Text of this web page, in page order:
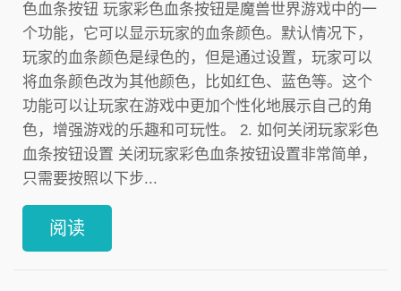
色血条按钮 玩家彩色血条按钮是魔兽世界游戏中的一
个功能，它可以显示玩家的血条颜色。默认情况下，
玩家的血条颜色是绿色的，但是通过设置，玩家可以
将血条颜色改为其他颜色，比如红色、蓝色等。这个
功能可以让玩家在游戏中更加个性化地展示自己的角
色，增强游戏的乐趣和可玩性。 2. 如何关闭玩家彩色
血条按钮设置 关闭玩家彩色血条按钮设置非常简单，
只需要按照以下步...
阅读